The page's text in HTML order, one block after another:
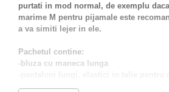
purtati in mod normal, de exemplu
marime M pentru pijamale este
a va simiti lejer in ele.
Pachetul contine:
-bluza cu maneca lunga
Alege sa te simti bine in pielea ta